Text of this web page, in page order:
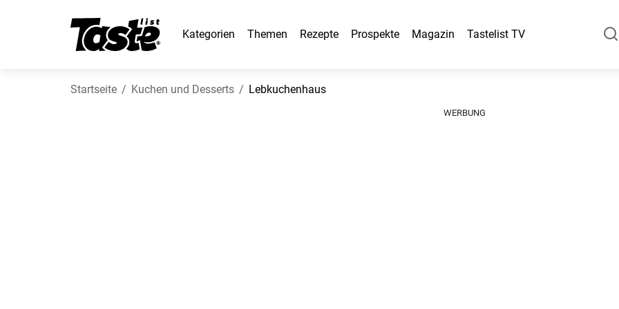
Kategorien Themen Rezepte Prospekte Magazin Tastelist TV
Startseite Kuchen und Desserts Lebkuchenhaus
WERBUNG